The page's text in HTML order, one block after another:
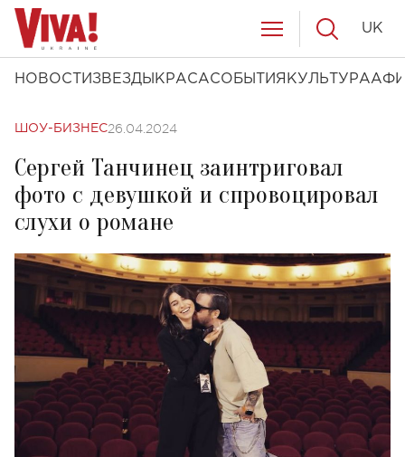
НОВОСТИ ЗВЕЗДЫ КРАСАСОБЫТИЯ КУЛЬТУРА
UK
ШОУ-БИЗНЕС26.04.2024
Сергей Танчинец заинтриговал
фото с девушкой и спровоцировал
слухи о романе